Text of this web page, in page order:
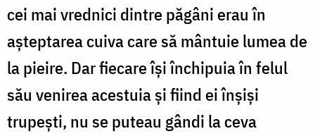
cei mai vrednici dintre păgâni erau în
aşteptarea cuiva care să mântuie lumea de
la pieire. Dar fiecare îşi închipuia în felul
său venirea acestuia şi fiind ei înşişi
trupeşti, nu se puteau gândi la ceva